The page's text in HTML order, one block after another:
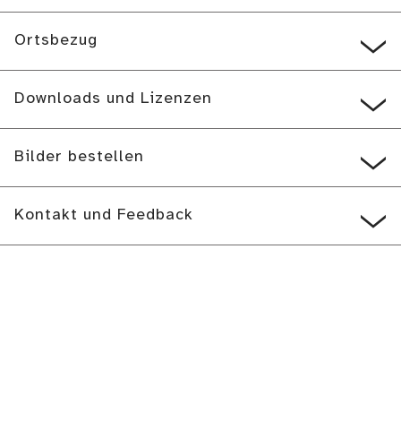
Ortsbezug
Downloads und Lizenzen
Bilder bestellen
Kontakt und Feedback